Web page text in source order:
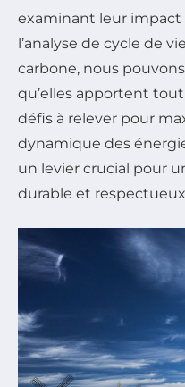
examinant leur
l’analyse de cycle de
carbone, nous
qu’elles apportent
défis à relever pour
dynamique des
un levier crucial pour
durable et